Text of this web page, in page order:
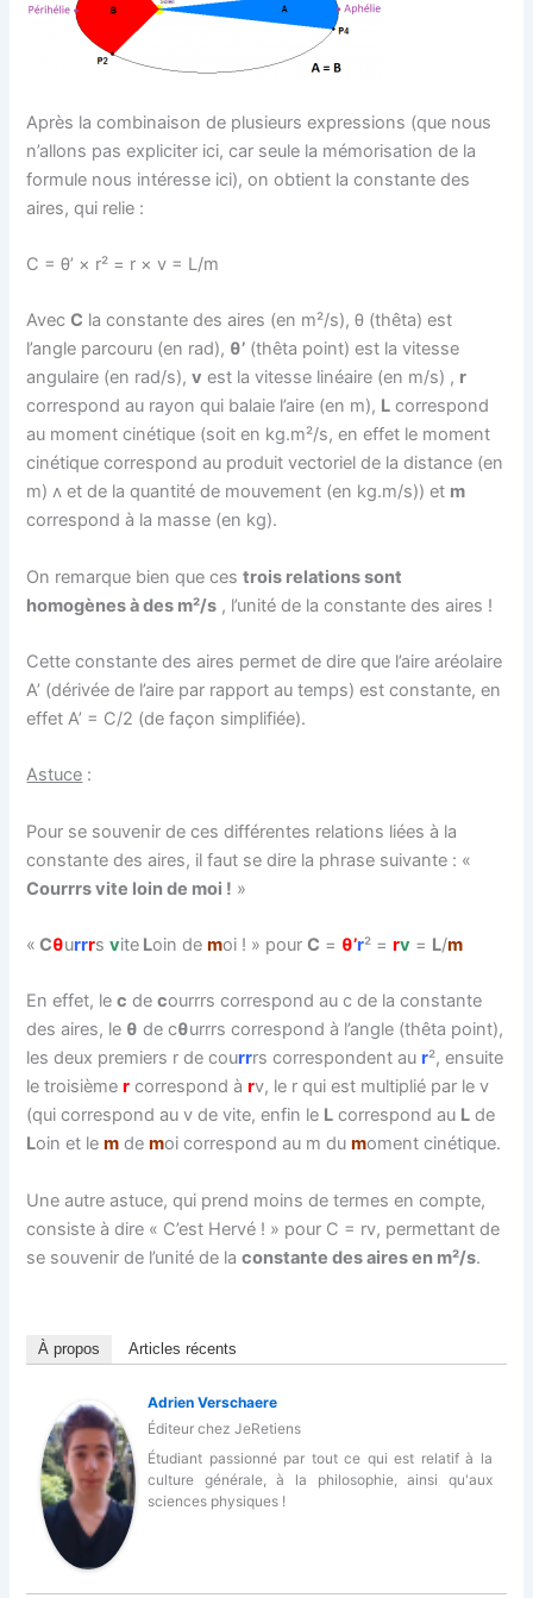
Après la combinaison de plusieurs expressions (que nous
n’allons pas expliciter ici, car seule la mémorisation de la
formule nous intéresse ici), on obtient la constante des
aires, qui relie :
C = θ’ × r² = r × v = L/m
AvecC la constante des aires (en m²/s), θ (thêta) est
l’angle parcouru (en rad), θ’ (thêta point) est la vitesse
angulaire (en rad/s),v est la vitesse linéaire (en m/s) , r
correspond au rayon qui balaie l’aire (en m), L correspond
au moment cinétique (soit en kg.m²/s, en effet le moment
cinétique correspond au produit vectoriel de la distance (en
m) ʌ et de la quantité de mouvement (en kg.m/s)) et m
correspond à la masse (en kg).
On remarque bien que cestrois relations sont
homogènes à des m²/s , l’unité de la constante des aires !
Cette constante des aires permet de dire que l’aire aréolaire
A’ (dérivée de l’aire par rapport au temps) est constante, en
effet A’ = C/2 (de façon simplifiée).
Astuce :
Pour se souvenir de ces différentes relations liées à la
constante des aires, il faut se dire la phrase suivante : «
Courrrs vite loin de moi ! »
« Cθurrrsvite Loin demoi ! » pourC = θ’r² =rv = L/m
En effet, lec decourrrs correspond au c de la constante
des aires, le θ de cθurrrs correspond à l’angle (thêta point),
les deux premiers r de courrrs correspondent aur², ensuite
le troisièmer correspond àrv, le r qui est multiplié par le v
(qui correspond au v de vite, enfin le L correspond au L de
Loin et lem demoi correspond au m dumoment cinétique.
Une autre astuce, qui prend moins de termes en compte,
consiste à dire « C’est Hervé ! » pour C = rv, permettant de
se souvenir de l’unité de laconstante des aires en m²/s.
À propos Articles récents
Adrien Verschaere
Éditeur chezJeRetiens
Étudiant passionné par tout ce qui est relatif à la
culture générale, à la philosophie, ainsi qu'aux
sciences physiques !